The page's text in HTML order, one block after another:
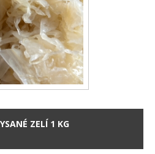
ZELÍ 1 KG